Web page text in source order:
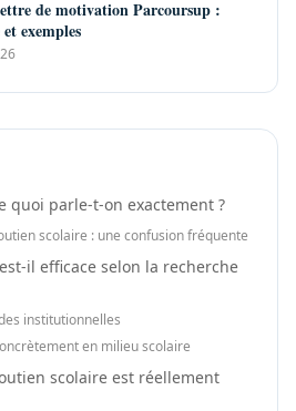
de motivation Parcoursup :
exemples
quoi parle-t-on exactement ?
scolaire : une confusion fréquente
il efficace selon la recherche
institutionnelles
en milieu scolaire
scolaire est réellement